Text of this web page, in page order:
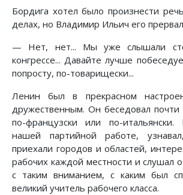
Бордига хотел было произнести
делах, но Владимир Ильич его
— Нет, нет... Мы уже слышали
конгрессе... Давайте лучше
попросту, по-товарищески...
Ленин был в прекрасном
дружественным. Он беседовал
по-французски или по-итальянски.
нашей партийной работе,
приехали городов и областей,
рабочих каждой местности и слушал
с таким вниманием, с каким был
великий учитель рабочего класса.